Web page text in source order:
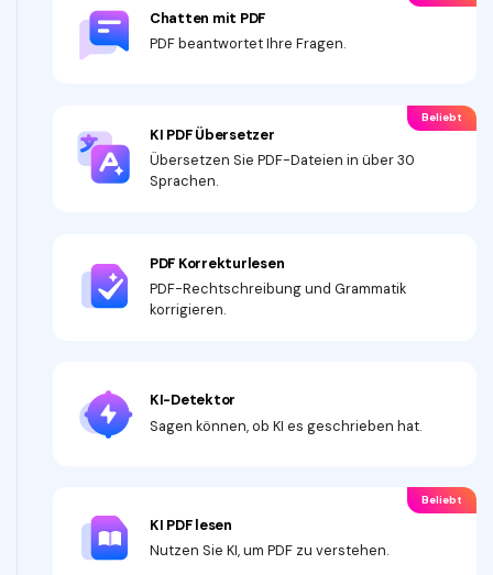
Chatten mit PDF
PDF beantwortet Ihre Fragen.
KI PDF Übersetzer
Übersetzen Sie PDF-Dateien in über 30
Sprachen.
Beliebt
PDF Korrekturlesen
PDF-Rechtschreibung und Grammatik
korrigieren.
KI-Detektor
Sagen können, ob KI es geschrieben hat.
KI PDF lesen
Nutzen Sie KI, um PDF zu verstehen.
Beliebt